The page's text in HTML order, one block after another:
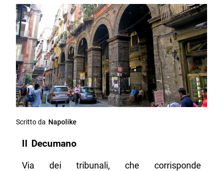
Scritto da Napolike
Il Decumano
Via dei tribunali, che corrisponde